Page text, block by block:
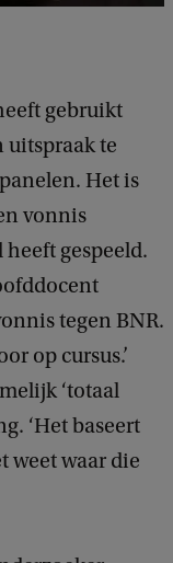
gebruikt
uitspraak te
Het is
vonnis
gespeeld.
tegen BNR.
op cursus.’
‘totaal
‘Het baseert
weet waar die